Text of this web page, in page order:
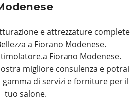
e attrezzature complete
a Fiorano Modenese.
Fiorano Modenese.
migliore consulenza e potrai
gamma di servizi e forniture per il
tuo salone.